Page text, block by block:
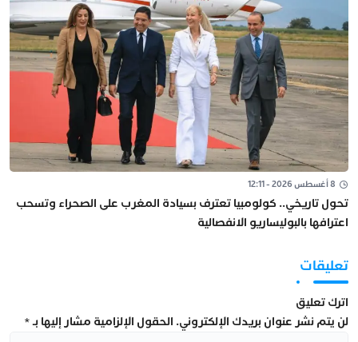
8 أغسطس 2026 - 12:11
تحول تاريخي.. كولومبيا تعترف بسيادة المغرب على الصحراء وتسحب
اعترافها بالبوليساريو الانفصالية
تعليقات
اترك تعليق
لن يتم نشر عنوان بريدك الإلكتروني. الحقول الإلزامية مشار إليها بـ*